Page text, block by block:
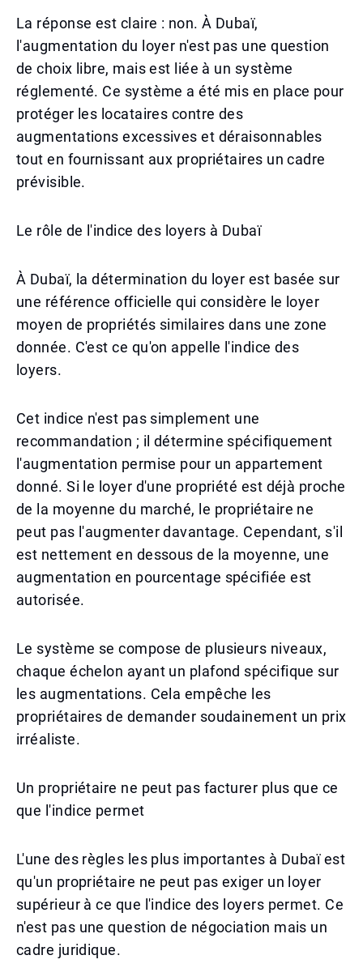
La réponse est claire : non. À Dubaï,
l'augmentation du loyer n'est pas une question
de choix libre, mais est liée à un système
réglementé. Ce système a été mis en place pour
protéger les locataires contre des
augmentations excessives et déraisonnables
tout en fournissant aux propriétaires un cadre
prévisible.
Le rôle de l'indice des loyers à Dubaï
À Dubaï, la détermination du loyer est basée sur
une référence officielle qui considère le loyer
moyen de propriétés similaires dans une zone
donnée. C'est ce qu'on appelle l'indice des
loyers.
Cet indice n'est pas simplement une
recommandation ; il détermine spécifiquement
l'augmentation permise pour un appartement
donné. Si le loyer d'une propriété est déjà proche
de la moyenne du marché, le propriétaire ne
peut pas l'augmenter davantage. Cependant, s'il
est nettement en dessous de la moyenne, une
augmentation en pourcentage spécifiée est
autorisée.
Le système se compose de plusieurs niveaux,
chaque échelon ayant un plafond spécifique sur
les augmentations. Cela empêche les
propriétaires de demander soudainement un prix
irréaliste.
Un propriétaire ne peut pas facturer plus que ce
que l'indice permet
L'une des règles les plus importantes à Dubaï est
qu'un propriétaire ne peut pas exiger un loyer
supérieur à ce que l'indice des loyers permet. Ce
n'est pas une question de négociation mais un
cadre juridique.